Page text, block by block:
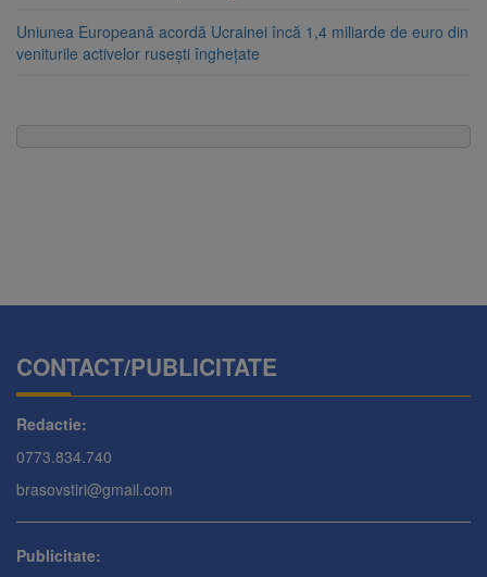
Uniunea Europeană acordă Ucrainei încă 1,4 miliarde de euro din
veniturile activelor rusești înghețate
CONTACT/PUBLICITATE
Redactie:
0773.834.740
brasovstiri@gmail.com
Publicitate: